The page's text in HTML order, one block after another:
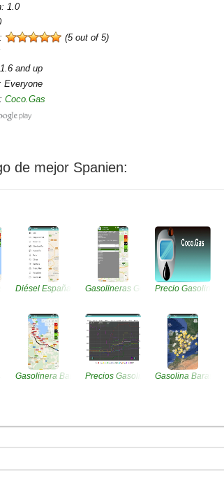
: 1.0
(5 out of 5)
1.6 and up
Everyone
: Coco.Gas
de mejor Spanien:
Diésel España Gasolineras GasoilPrecio Gasolina
Gasolinera Barata Precios GasolinerasGasolina Barata